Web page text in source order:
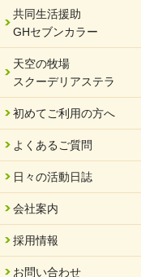
年末年始のお知らせ
2023/12/18
北方支店・保護者交流
2023/11/08
オンラインショップ
2023/10/20
「可児の企業魅力発
2023/10/17
馬糞堆肥「馬の力」
2023/08/18
クラウドファンディン
共同生活援助
GHセブンカラー
天空の牧場
スクーデリアステラ
初めてご利用の方へ
よくあるご質問
日々の活動日誌
会社案内
採用情報
お問い合わせ